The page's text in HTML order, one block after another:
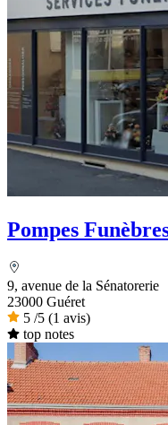
Pompes
9, avenue de la Sénatorerie
23000 Guéret
5 /5 (1 avis)
top notes